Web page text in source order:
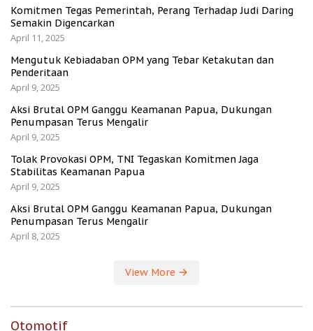
Komitmen Tegas Pemerintah, Perang Terhadap Judi Daring
Semakin Digencarkan
April 11, 2025
Mengutuk Kebiadaban OPM yang Tebar Ketakutan dan
Penderitaan
April 9, 2025
Aksi Brutal OPM Ganggu Keamanan Papua, Dukungan
Penumpasan Terus Mengalir
April 9, 2025
Tolak Provokasi OPM, TNI Tegaskan Komitmen Jaga
Stabilitas Keamanan Papua
April 9, 2025
Aksi Brutal OPM Ganggu Keamanan Papua, Dukungan
Penumpasan Terus Mengalir
April 8, 2025
View More
Otomotif